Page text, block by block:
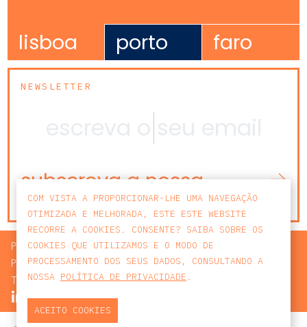
lisboa porto faro
NEWSLETTER
subscreva a nossa
newsletter
PROCURAR
POLÍTICA DE PRIVACIDADE
TERMOS E CONDIÇÕES
COM VISTA A PROPORCIONAR-LHE UMA NAVEGAÇÃO
OTIMIZADA E MELHORADA, ESTE ESTE WEBSITE
RECORRE A COOKIES. CONSENTE? SAIBA SOBRE OS
COOKIES QUE UTILIZAMOS E O MODO DE
PROCESSAMENTO DOS SEUS DADOS, CONSULTANDO A
NOSSA POLÍTICA DE PRIVACIDADE .
ACEITO COOKIES